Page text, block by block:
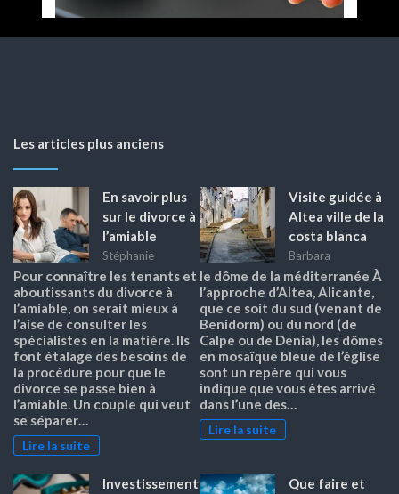
Les articles plus anciens
En savoir plus
sur le divorce à
l’amiable
Stéphanie
Pour connaître les tenants et
aboutissants du divorce à
l’amiable, on serait mieux à
l’aise de consulter les
spécialistes en la matière. Ils
font étalage des besoins de
la procédure pour que le
divorce se passe bien à
l’amiable. Un couple qui veut
se séparer…
Lire la suite
Visite guidée à
Altea ville de la
costa blanca
Barbara
le dôme de la méditerranée À
l’approche d’Altea, Alicante,
que ce soit du sud (venant de
Benidorm) ou du nord (de
Calpe ou de Denia), les dômes
en mosaïque bleue de l’église
sont un repère qui vous
indique que vous êtes arrivé
dans l’une des…
Lire la suite
Investissement
Que faire et